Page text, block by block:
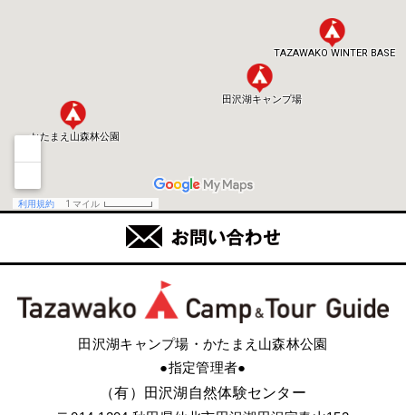
田沢湖キャンプ場・かたまえ山森林公園
●指定管理者●
（有）田沢湖自然体験センター